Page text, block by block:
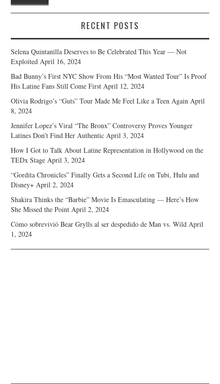
RECENT POSTS
Selena Quintanilla Deserves to Be Celebrated This Year — Not
Exploited April 16, 2024
Bad Bunny’s First NYC Show From His “Most Wanted Tour” Is Proof
His Latine Fans Still Come First April 12, 2024
Olivia Rodrigo’s “Guts” Tour Made Me Feel Like a Teen Again April
8, 2024
Jennifer Lopez’s Viral “The Bronx” Controversy Proves Younger
Latines Don’t Find Her Authentic April 3, 2024
How I Got to Talk About Latine Representation in Hollywood on the
TEDx Stage April 3, 2024
“Gordita Chronicles” Finally Gets a Second Life on Tubi, Hulu and
Disney+ April 2, 2024
Shakira Thinks the “Barbie” Movie Is Emasculating — Here’s How
She Missed the Point April 2, 2024
Cómo sobrevivió Bear Grylls al ser despedido de Man vs. Wild April
1, 2024